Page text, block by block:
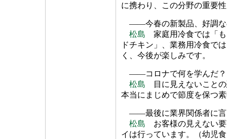
に携わり、この分野の重要
――今春の新製品、好調な
松島 家庭用冷食では「も
ドチキン」、業務用冷食で
く、今後が楽しみです。
――コロナで何を学んだ？
松島 目に見えないことの
本当にまじめで節度を保つ
――最後に業界関係者に言
松島 お客様の見えない要
イは行っています。（幼児